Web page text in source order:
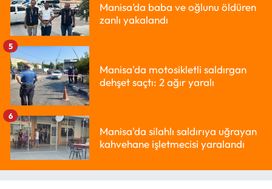
Manisa’da baba ve oğlunu öldüren
zanlı yakalandı
Manisa'da motosikletli saldırgan
dehşet saçtı: 2 ağır yaralı
5
Manisa'da silahlı saldırıya uğrayan
kahvehane işletmecisi yaralandı
6